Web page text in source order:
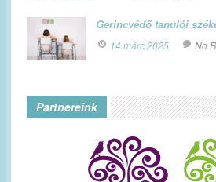
Gerincvédő tanulói
14 márc 2025 No
Partnereink